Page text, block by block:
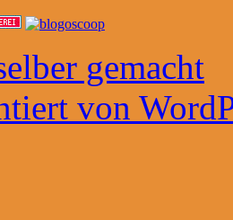
gemacht
von